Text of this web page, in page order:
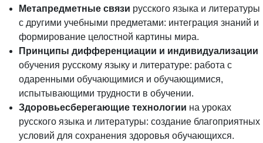
Метапредметные связи русского языка и литературы
с другими учебными предметами: интеграция знаний и
формирование целостной картины мира.
Принципы дифференциации и индивидуализации
обучения русскому языку и литературе: работа с
одаренными обучающимися и обучающимися,
испытывающими трудности в обучении.
Здоровьесберегающие технологии на уроках
русского языка и литературы: создание благоприятных
условий для сохранения здоровья обучающихся.